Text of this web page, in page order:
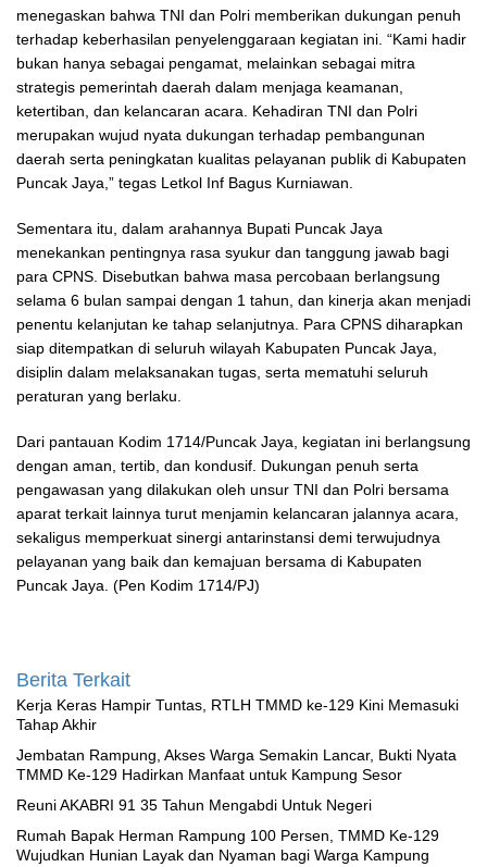
menegaskan bahwa TNI dan Polri memberikan dukungan penuh
terhadap keberhasilan penyelenggaraan kegiatan ini. “Kami hadir
bukan hanya sebagai pengamat, melainkan sebagai mitra
strategis pemerintah daerah dalam menjaga keamanan,
ketertiban, dan kelancaran acara. Kehadiran TNI dan Polri
merupakan wujud nyata dukungan terhadap pembangunan
daerah serta peningkatan kualitas pelayanan publik di Kabupaten
Puncak Jaya,” tegas Letkol Inf Bagus Kurniawan.
Sementara itu, dalam arahannya Bupati Puncak Jaya
menekankan pentingnya rasa syukur dan tanggung jawab bagi
para CPNS. Disebutkan bahwa masa percobaan berlangsung
selama 6 bulan sampai dengan 1 tahun, dan kinerja akan menjadi
penentu kelanjutan ke tahap selanjutnya. Para CPNS diharapkan
siap ditempatkan di seluruh wilayah Kabupaten Puncak Jaya,
disiplin dalam melaksanakan tugas, serta mematuhi seluruh
peraturan yang berlaku.
Dari pantauan Kodim 1714/Puncak Jaya, kegiatan ini berlangsung
dengan aman, tertib, dan kondusif. Dukungan penuh serta
pengawasan yang dilakukan oleh unsur TNI dan Polri bersama
aparat terkait lainnya turut menjamin kelancaran jalannya acara,
sekaligus memperkuat sinergi antarinstansi demi terwujudnya
pelayanan yang baik dan kemajuan bersama di Kabupaten
Puncak Jaya. (Pen Kodim 1714/PJ)
Berita Terkait
Kerja Keras Hampir Tuntas, RTLH TMMD ke-129 Kini Memasuki
Tahap Akhir
Jembatan Rampung, Akses Warga Semakin Lancar, Bukti Nyata
TMMD Ke-129 Hadirkan Manfaat untuk Kampung Sesor
Reuni AKABRI 91 35 Tahun Mengabdi Untuk Negeri
Rumah Bapak Herman Rampung 100 Persen, TMMD Ke-129
Wujudkan Hunian Layak dan Nyaman bagi Warga Kampung